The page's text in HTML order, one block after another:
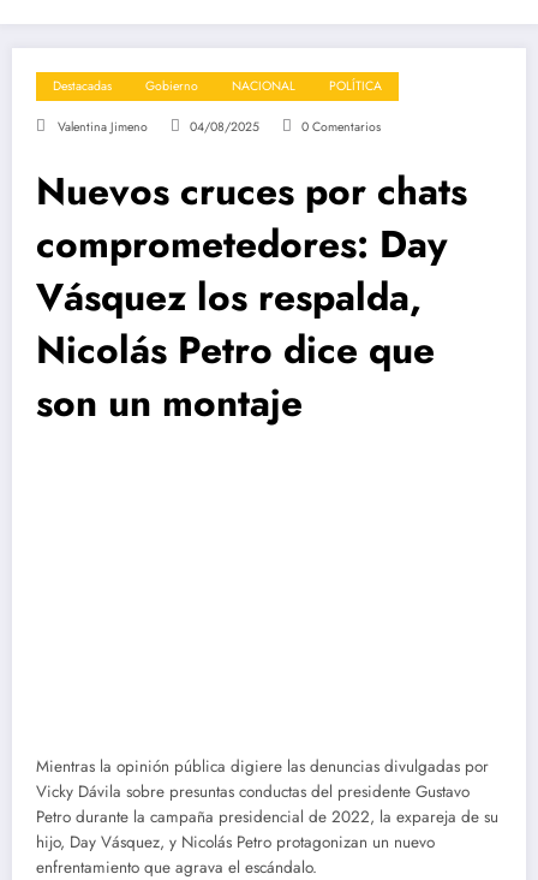
Destacadas Gobierno NACIONAL POLÍTICA
Valentina Jimeno 04/08/2025 0 Comentarios
Nuevos cruces por chats
comprometedores: Day
Vásquez los respalda,
Nicolás Petro dice que
son un montaje
Mientras la opinión pública digiere las denuncias divulgadas por
Vicky Dávila sobre presuntas conductas del presidente Gustavo
Petro durante la campaña presidencial de 2022, la expareja de su
hijo, Day Vásquez, y Nicolás Petro protagonizan un nuevo
enfrentamiento que agrava el escándalo.